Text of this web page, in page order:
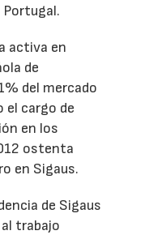
Portugal.
activa en
de
del mercado
el cargo de
en los
ostenta
en Sigaus.
de Sigaus
trabajo